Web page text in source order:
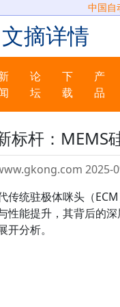
中国自
文摘详情
论
坛
下
载
产
品
标杆：MEMS
2025-
传统驻极体咪头（
性能提升，其背后的
分析。